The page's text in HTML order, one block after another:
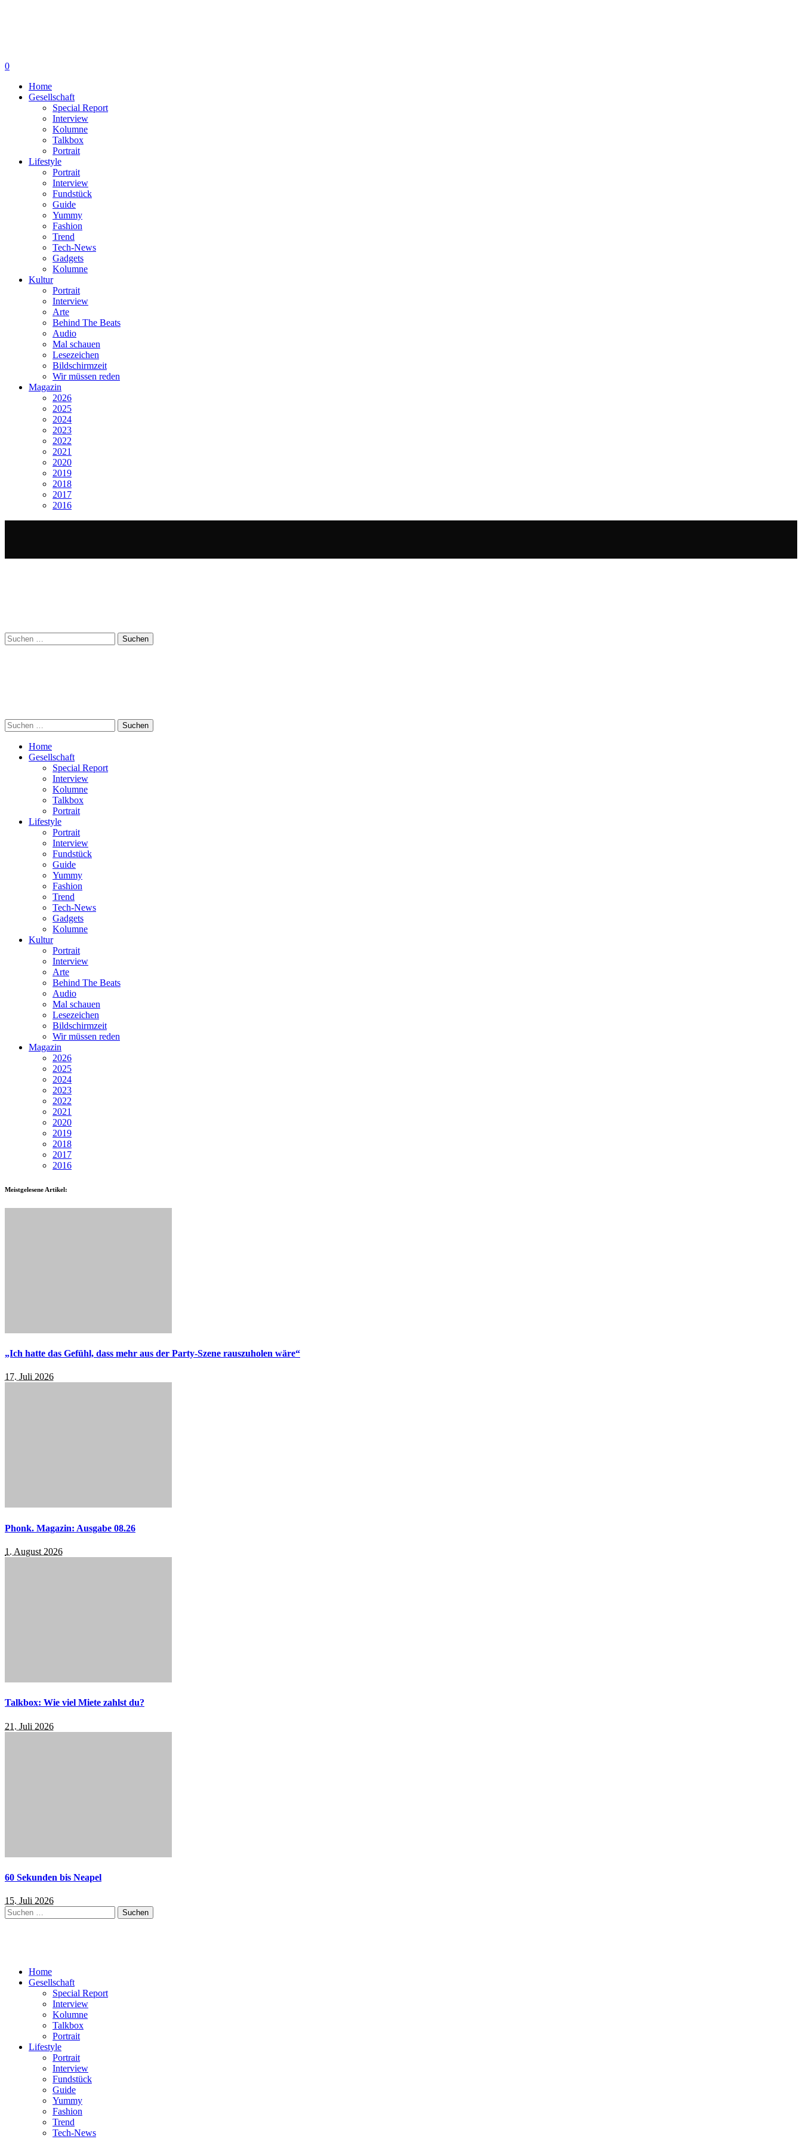
0
Home
Gesellschaft
Special Report
Interview
Kolumne
Talkbox
Portrait
Lifestyle
Portrait
Interview
Fundstück
Guide
Yummy
Fashion
Trend
Tech-News
Gadgets
Kolumne
Kultur
Portrait
Interview
Arte
Behind The Beats
Audio
Mal schauen
Lesezeichen
Bildschirmzeit
Wir müssen reden
Magazin
2026
2025
2024
2023
2022
2021
2020
2019
2018
2017
2016
Suchen
nach:
Suchen
nach:
Home
Gesellschaft
Special Report
Interview
Kolumne
Talkbox
Portrait
Lifestyle
Portrait
Interview
Fundstück
Guide
Yummy
Fashion
Trend
Tech-News
Gadgets
Kolumne
Kultur
Portrait
Interview
Arte
Behind The Beats
Audio
Mal schauen
Lesezeichen
Bildschirmzeit
Wir müssen reden
Magazin
2026
2025
2024
2023
2022
2021
2020
2019
2018
2017
2016
Meistgelesene Artikel:
„Ich hatte das Gefühl, dass mehr aus der Party-Szene rauszuholen wäre“
17. Juli 2026
Phonk. Magazin: Ausgabe 08.26
1. August 2026
Talkbox: Wie viel Miete zahlst du?
21. Juli 2026
60 Sekunden bis Neapel
15. Juli 2026
Suchen
nach:
Home
Gesellschaft
Special Report
Interview
Kolumne
Talkbox
Portrait
Lifestyle
Portrait
Interview
Fundstück
Guide
Yummy
Fashion
Trend
Tech-News